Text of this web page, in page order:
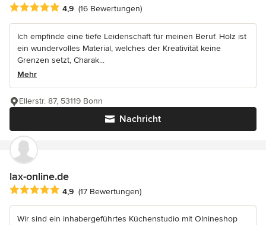
Durchschnittliche Bewertung: 4.9 von 5 Sternen
4,9 (16 Bewertungen)
Ich empfinde eine tiefe Leidenschaft für meinen Beruf. Holz ist
ein wundervolles Material, welches der Kreativität keine
Grenzen setzt, Charak...
Mehr
Nachricht
Ellerstr. 87, 53119 Bonn
lax-online.de
Durchschnittliche Bewertung: 4.9 von 5 Sternen
4,9 (17 Bewertungen)
Wir sind ein inhabergeführtes Küchenstudio mit Olnineshop